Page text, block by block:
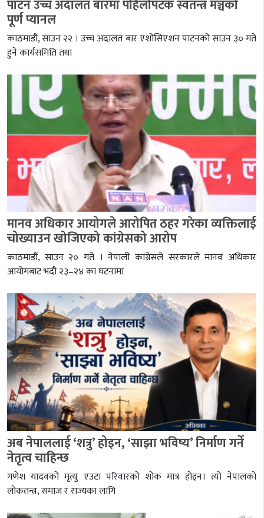
पाटन उच्च अदालत बारमा पहिलोपटक स्वतन्त्र मञ्चको
पूर्ण प्यानल
काठमाडौं, साउन २२ । उच्च अदालत बार एशोसिएशन पाटनको साउन ३० गते
हुने कार्यसमिति तथा
मानव अधिकार आयोगले आरोपित ठहर गरेका व्यक्तिलाई
चोख्याउन खोजिएको कांग्रेसको आरोप
काठमाडौं, साउन २० गते । नेपाली कांग्रेसले सरकारले मानव अधिकार
आयोगबाट भदौ २३–२४ का घटनामा
अब नेपाललाई ‘शत्रु’ होइन, ‘साझा भविष्य’ निर्माण गर्ने
नेतृत्व चाहिन्छ
गणेश यादवको मृत्यु एउटा परिवारको शोक मात्र होइन। त्यो नेपालको
लोकतन्त्र, समाज र राज्यका लागि